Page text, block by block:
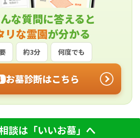
な質問に答えると
リな霊園が分かる
約3分 何度でも
お墓診断はこちら
談は「いいお墓」へ